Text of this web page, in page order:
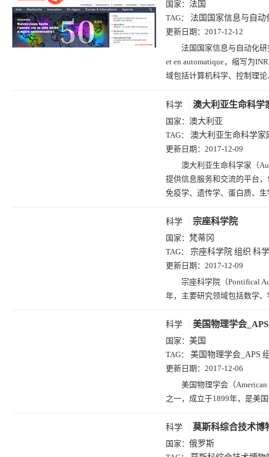
国家： 法国
TAG： 法国国家信息与自动
更新日期： 2017-12-12
法国国家信息与自动化研
et en automatique，缩写为
域包括计算机科学、控制理
科学 澳大利亚生命科学
国家： 澳大利亚
TAG： 澳大利亚生命科学家
更新日期： 2017-12-09
澳大利亚生命科学家（
提供信息服务和交流的平台
免疫学、遗传学、蛋白质、
科学 宗座科学院
国家： 梵蒂冈
TAG： 宗座科学院 组织 科学
更新日期： 2017-12-09
宗座科学院（Pontifical
年，主要研究领域包括数学
科学 美国物理学会_APS
国家： 美国
TAG： 美国物理学会_APS
更新日期： 2017-12-06
美国物理学会（
之一，成立于1899年，是美
科学 莫斯科综合技术博
国家： 俄罗斯